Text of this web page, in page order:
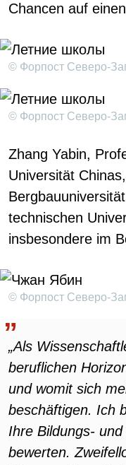
Chancen auf
© Форпост Северо-
© Форпост Северо-
Zhang Yabin,
Universität
technischen
insbesondere im
© Форпост Северо-
„Als
beruflichen
und womit sich
beschäftigen. Ich
Ihre Bildungs-
bewerten.